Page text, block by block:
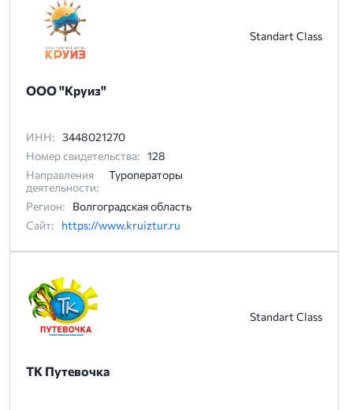
Standart Class
ООО "Круиз"
ИНН: 3448021270
Номер свидетельства: 128
Направления
деятельности:
Туроператоры
Регион:
Волгоградская область
Сайт:
https://www.kruiztur.ru
Standart Class
ТК Путевочка